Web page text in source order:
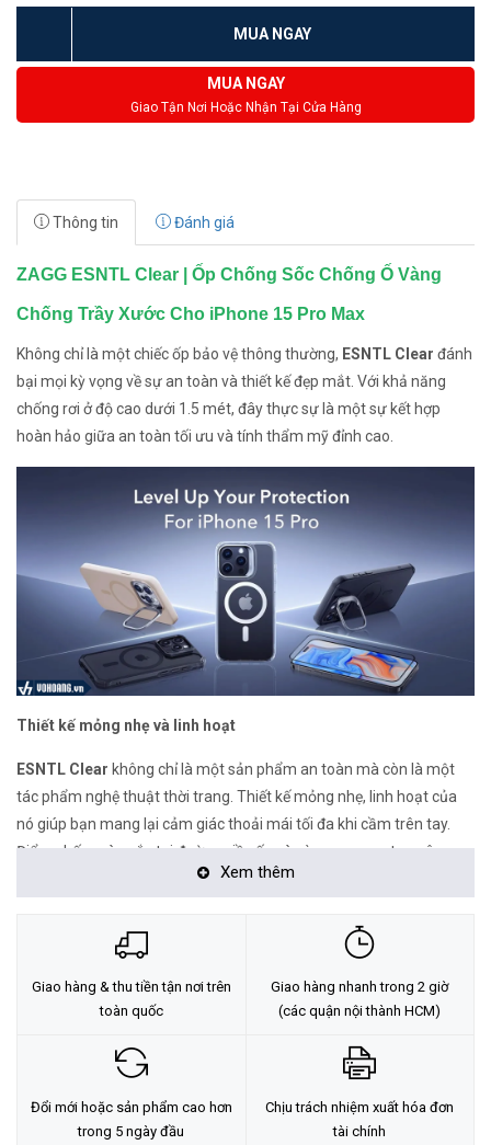
MUA NGAY
MUA NGAY
Giao Tận Nơi Hoặc Nhận Tại Cửa Hàng
Thông tin Đánh giá
ZAGG ESNTL Clear | Ốp Chống Sốc Chống Ố Vàng
Chống Trầy Xước Cho iPhone 15 Pro Max
Không chỉ là một chiếc ốp bảo vệ thông thường, ESNTL Clear đánh
bại mọi kỳ vọng về sự an toàn và thiết kế đẹp mắt. Với khả năng
chống rơi ở độ cao dưới 1.5 mét, đây thực sự là một sự kết hợp
hoàn hảo giữa an toàn tối ưu và tính thẩm mỹ đỉnh cao.
Thiết kế mỏng nhẹ và linh hoạt
ESNTL Clear không chỉ là một sản phẩm an toàn mà còn là một
tác phẩm nghệ thuật thời trang. Thiết kế mỏng nhẹ, linh hoạt của
nó giúp bạn mang lại cảm giác thoải mái tối đa khi cầm trên tay.
Điểm nhấn màu sắc tại đường viền ốp và vòng camera tạo nên sự
cá tính và phong cách cho chiếc điện thoại của bạn.
trường. Với việc sử dụng 74% vật liệu tái chế sau tiêu dùng, sản
phẩm này đóng góp vào việc bảo vệ môi trường và giảm thiểu
lượng rác điện tử.
Xem thêm
Giao hàng & thu tiền tận nơi trên
toàn quốc
Giao hàng nhanh trong 2 giờ
(các quận nội thành HCM)
Đổi mới hoặc sản phẩm cao hơn
trong 5 ngày đầu
Chịu trách nhiệm xuất hóa đơn
tài chính